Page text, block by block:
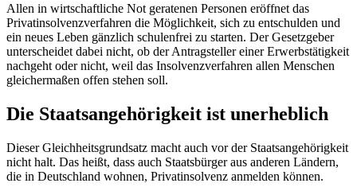
Allen in wirtschaftliche Not geratenen Personen eröffnet das
Privatinsolvenzverfahren die Möglichkeit, sich zu entschulden und
ein neues Leben gänzlich schulenfrei zu starten. Der Gesetzgeber
unterscheidet dabei nicht, ob der Antragsteller einer Erwerbstätigkeit
nachgeht oder nicht, weil das Insolvenzverfahren allen Menschen
gleichermaßen offen stehen soll.
Die Staatsangehörigkeit ist unerheblich
Dieser Gleichheitsgrundsatz macht auch vor der Staatsangehörigkeit
nicht halt. Das heißt, dass auch Staatsbürger aus anderen Ländern,
die in Deutschland wohnen, Privatinsolvenz anmelden können.